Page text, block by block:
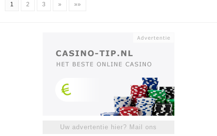
1 2 3 » »»
Uw advertentie hier? Mail ons